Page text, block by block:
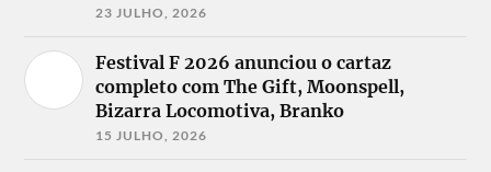
23 JULHO, 2026
Festival F 2026 anunciou o cartaz
completo com The Gift, Moonspell,
Bizarra Locomotiva, Branko
15 JULHO, 2026